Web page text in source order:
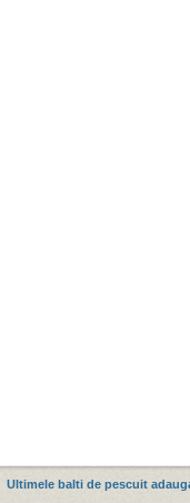
Ultimele balti de pescuit